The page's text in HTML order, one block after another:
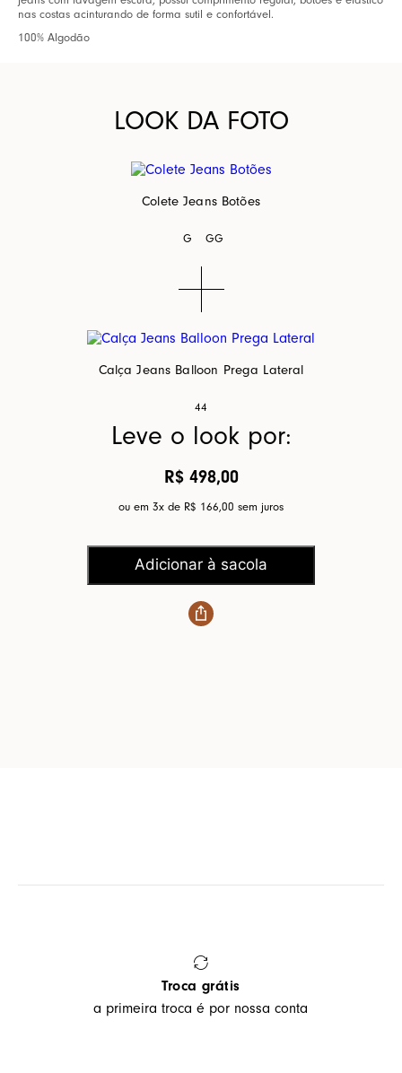
nas costas acinturando de forma sutil e confortável.
100% Algodão
LOOK DA FOTO
Colete Jeans Botões
G GG
Calça Jeans Balloon Prega Lateral
44
Leve o look por:
R$ 498,00
ou em 3x de R$ 166,00 sem juros
Adicionar à sacola
Troca grátis
a primeira troca é por nossa conta